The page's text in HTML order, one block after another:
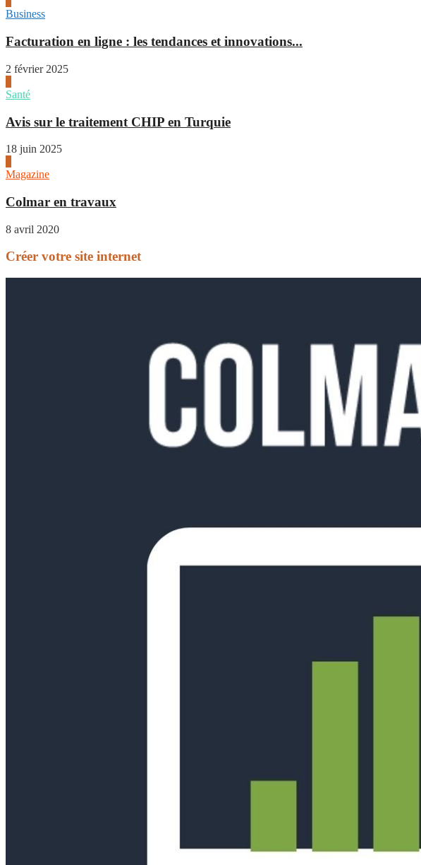
Business
Facturation en ligne : les tendances et innovations...
2 février 2025
Santé
Avis sur le traitement CHIP en Turquie
18 juin 2025
Magazine
Colmar en travaux
8 avril 2020
Créer votre site internet